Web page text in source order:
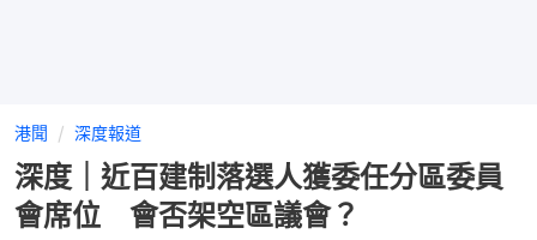
港聞 深度報道
深度｜近百建制落選人獲委任分區委員
會席位 會否架空區議會？